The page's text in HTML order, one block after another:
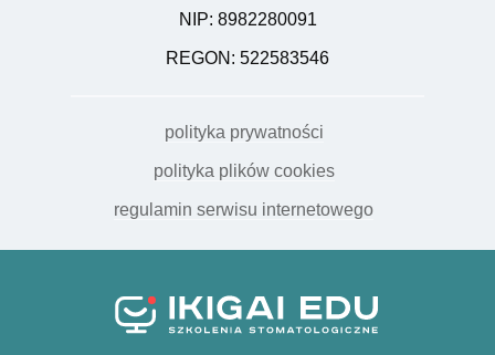
NIP: 8982280091
REGON: 522583546
polityka prywatności
polityka plików cookies
regulamin serwisu internetowego